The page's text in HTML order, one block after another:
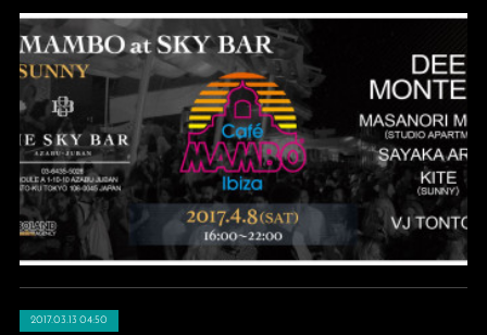
2017.03.13 04:50